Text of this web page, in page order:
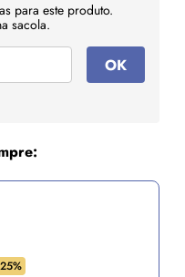
para este produto.
sacola.
OK